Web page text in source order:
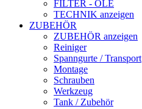
FILTER - ÖLE
TECHNIK anzeigen
ZUBEHÖR
ZUBEHÖR anzeigen
Reiniger
Spanngurte / Transport
Montage
Schrauben
Werkzeug
Tank / Zubehör